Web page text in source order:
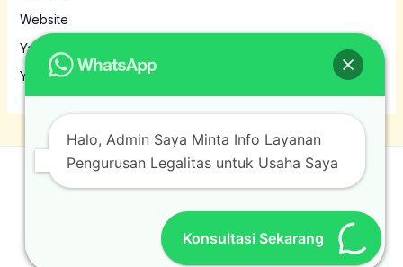
Website
Yayasan
Yayasan MBG
© 2026 Jasamura. Powered by Jasamura.
Halo, Admin Saya Minta Info Layanan
Pengurusan Legalitas untuk Usaha Saya
Konsultasi Sekarang